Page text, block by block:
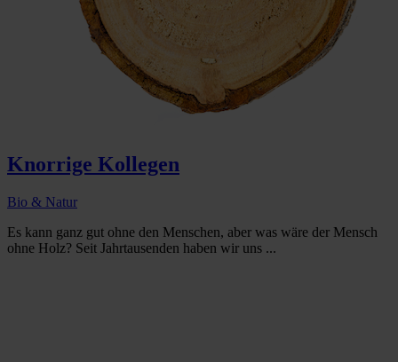
Knorrige Kollegen
Bio & Natur
Es kann ganz gut ohne den Menschen, aber was wäre der Mensch
ohne Holz? Seit Jahrtausenden haben wir uns ...